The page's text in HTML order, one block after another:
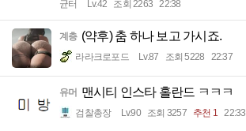
균터 Lv.42 조회 2263 22:38
계층 (약후) 춤 하나 보고 가시죠.
라라크로포드 Lv.87 조회 5228 22:37
유머 맨시티 인스타 홀란드 ㅋㅋㅋ
검찰총장 Lv.90 조회 3257 추천 1 22:33